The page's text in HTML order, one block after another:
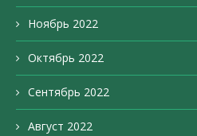
Ноябрь 2022
Октябрь 2022
Сентябрь 2022
Август 2022